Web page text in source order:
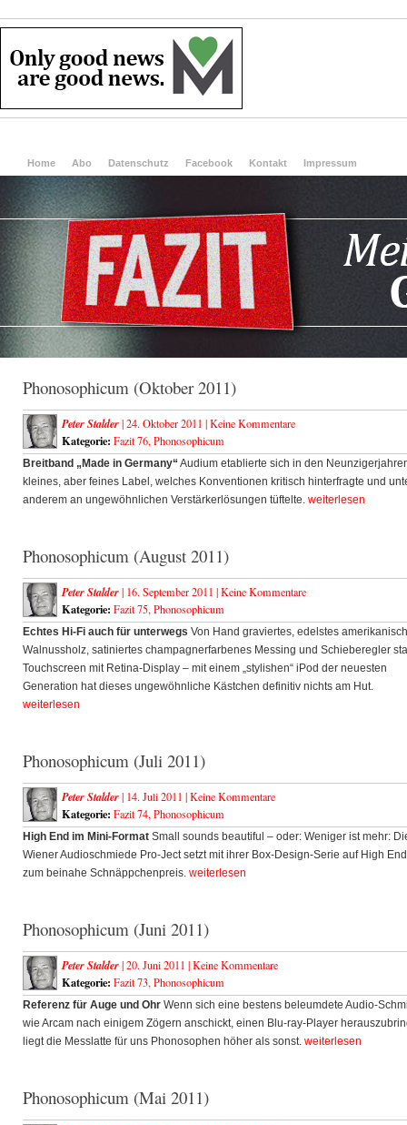
Home Abo Datenschutz Facebook Kontakt Impressum
Phonosophicum (Oktober 2011)
Peter Stalder| 24. Oktober 2011 |Keine Kommentare
Kategorie: Fazit 76, Phonosophicum
Breitband „Made in Germany“ Audium etablierte sich in den
kleines, aber feines Label, welches Konventionen kritisch hinterfragte und
anderem an ungewöhnlichen Verstärkerlösungen tüftelte. weiterlesen
Phonosophicum (August 2011)
Peter Stalder| 16. September 2011 |Keine Kommentare
Kategorie: Fazit 75, Phonosophicum
Echtes Hi-Fi auch für unterwegs Von Hand graviertes, edelstes
Walnussholz, satiniertes champagnerfarbenes Messing und Schieberegler
Touchscreen mit Retina-Display – mit einem „stylishen“ iPod der neuesten
Generation hat dieses ungewöhnliche Kästchen definitiv nichts am Hut.
weiterlesen
Phonosophicum (Juli 2011)
Peter Stalder| 14. Juli 2011 |Keine Kommentare
Kategorie: Fazit 74, Phonosophicum
High End im Mini-Format Small sounds beautiful – oder: Weniger ist mehr:
Wiener Audioschmiede Pro-Ject setzt mit ihrer Box-Design-Serie auf High End
zum beinahe Schnäppchenpreis. weiterlesen
Phonosophicum (Juni 2011)
Peter Stalder| 20. Juni 2011 |Keine Kommentare
Kategorie: Fazit 73, Phonosophicum
Referenz für Auge und Ohr Wenn sich eine bestens beleumdete Audio-
wie Arcam nach einigem Zögern anschickt, einen Blu-ray-Player
liegt die Messlatte für uns Phonosophen höher als sonst. weiterlesen
Phonosophicum (Mai 2011)